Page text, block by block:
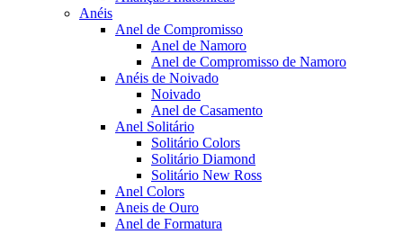
Anéis
Anel de Compromisso
Anel de Namoro
Anel de Compromisso de Namoro
Anéis de Noivado
Noivado
Anel de Casamento
Anel Solitário
Solitário Colors
Solitário Diamond
Solitário New Ross
Anel Colors
Aneis de Ouro
Anel de Formatura